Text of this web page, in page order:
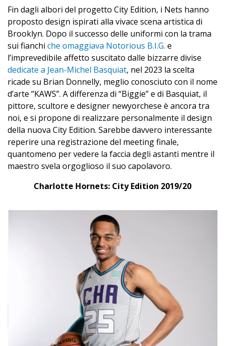
Fin dagli albori del progetto City Edition, i Nets hanno
proposto design ispirati alla vivace scena artistica di
Brooklyn. Dopo il successo delle uniformi con la trama
sui fianchi che omaggiava Notorious B.I.G. e
l’imprevedibile affetto suscitato dalle bizzarre divise
dedicate a Jean-Michel Basquiat, nel 2023 la scelta
ricade su Brian Donnelly, meglio conosciuto con il nome
d’arte “KAWS”. A differenza di “Biggie” e di Basquiat, il
pittore, scultore e designer newyorchese è ancora tra
noi, e si propone di realizzare personalmente il design
della nuova City Edition. Sarebbe davvero interessante
reperire una registrazione del meeting finale,
quantomeno per vedere la faccia degli astanti mentre il
maestro svela orgoglioso il suo capolavoro.
Charlotte Hornets: City Edition 2019/20